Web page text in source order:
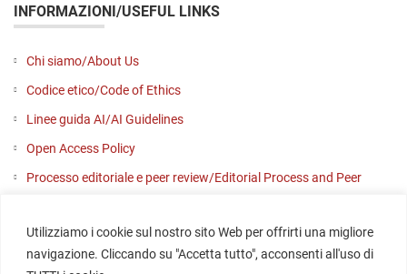
Utilizziamo i cookie sul nostro sito Web per offrirti una migliore
navigazione. Cliccando su "Accetta tutto", acconsenti all'uso di
INFORMAZIONI/USEFUL LINKS
Chi siamo/About Us
Codice etico/Code of Ethics
Linee guida AI/AI Guidelines
Open Access Policy
Processo editoriale e peer review/Editorial Process and Peer
Contattaci/Contact us